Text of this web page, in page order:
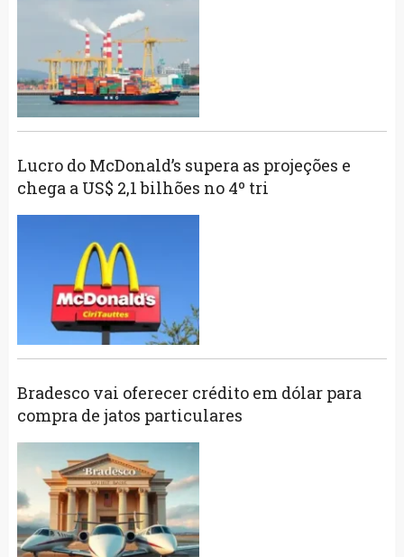
Lucro do McDonald’s supera as projeções e
chega a US$ 2,1 bilhões no 4º tri
Bradesco vai oferecer crédito em dólar para
compra de jatos particulares